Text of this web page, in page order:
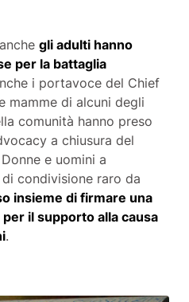
gli adulti hanno
per la battaglia
i portavoce del Chief
mamme di alcuni degli
comunità hanno preso
a chiusura del
e uomini a
condivisione raro da
insieme di firmare una
il supporto alla causa
.